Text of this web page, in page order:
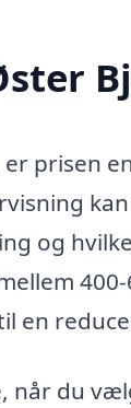
prisen
og
en
når du